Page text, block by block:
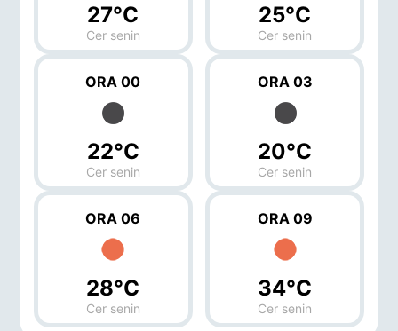
27°C
Cer senin
25°C
Cer senin
ORA 00
22°C
Cer senin
ORA 03
20°C
Cer senin
ORA 06
28°C
Cer senin
ORA 09
34°C
Cer senin